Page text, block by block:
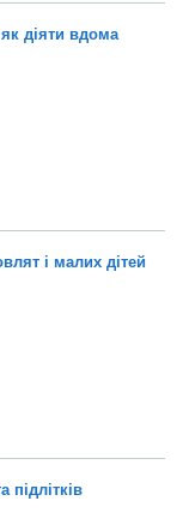
діяти вдома
і малих дітей
підлітків